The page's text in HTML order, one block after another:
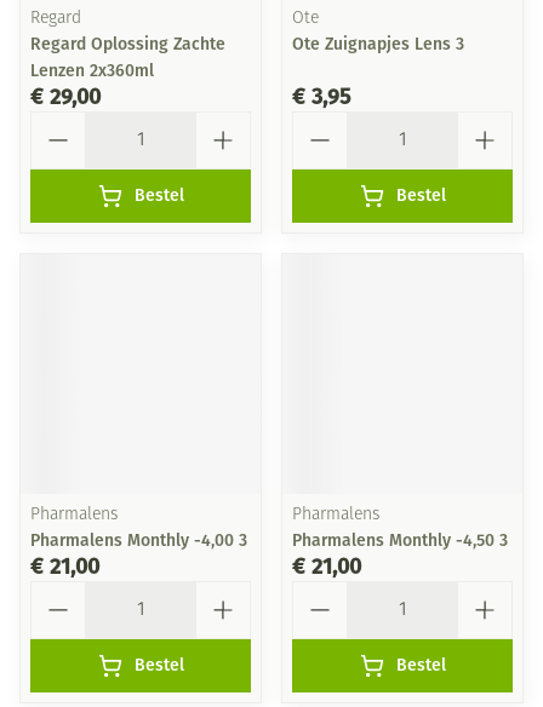
Regard
Regard Oplossing Zachte
Lenzen 2x360ml
€ 29,00
Bestel
Ote
Ote Zuignapjes Lens 3
€ 3,95
Bestel
Pharmalens
Pharmalens Monthly -4,00 3
€ 21,00
Bestel
Pharmalens
Pharmalens Monthly -4,50 3
€ 21,00
Bestel